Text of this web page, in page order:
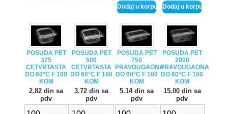
POSUDA PET
375
CETVRTASTA
DO 60°C F 100
KOM
2.82 din sa
pdv
POSUDA PET
500
CETVRTASTA
DO 60°C F 100
KOM
3.72 din sa
pdv
POSUDA PET
750
PRAVOUGAONA
DO 60°C F 100
KOM
5.14 din sa
pdv
POSUDA PET
2000
PRAVOUGAONA
DO 60°C F 100
KOM
15.00 din sa
pdv